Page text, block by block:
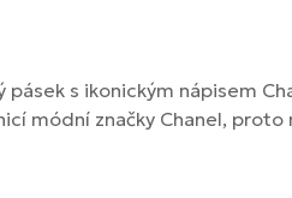
s ikonickým nápisem
módní značky Chanel,